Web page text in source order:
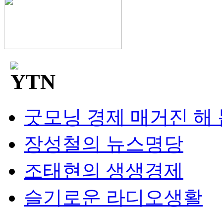
굿모닝 경제 매거진 해
장성철의 뉴스명당
조태현의 생생경제
슬기로운 라디오생활